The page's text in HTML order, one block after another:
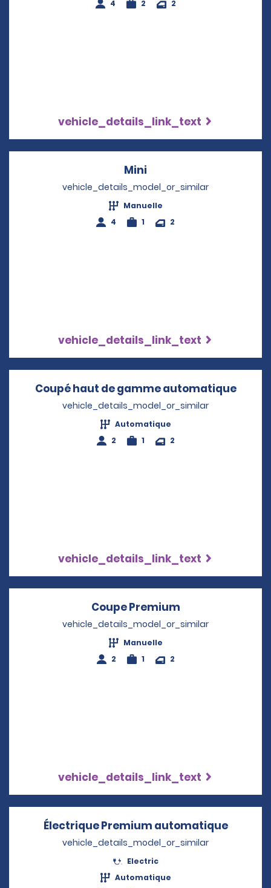
4 2 2
vehicle_details_link_text
Mini
vehicle_details_model_or_similar
Manuelle
4
1 2
vehicle_details_link_text
Coupé haut de gamme automatique
vehicle_details_model_or_similar
Automatique
2
1 2
vehicle_details_link_text
Coupe Premium
vehicle_details_model_or_similar
Manuelle
2
1 2
vehicle_details_link_text
Électrique Premium automatiqueOpens
vehicle_details_model_or_similar
Electric
Automatique